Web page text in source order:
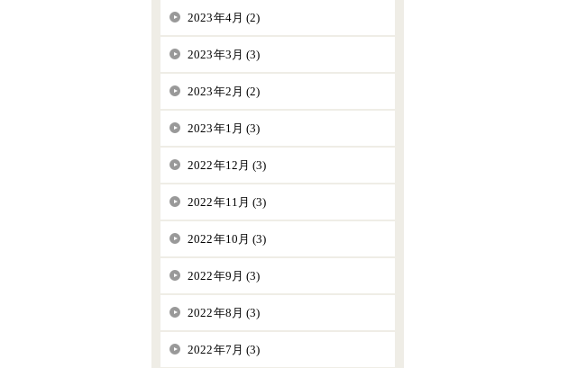
2023年4月 (2)
2023年3月 (3)
2023年2月 (2)
2023年1月 (3)
2022年12月 (3)
2022年11月 (3)
2022年10月 (3)
2022年9月 (3)
2022年8月 (3)
2022年7月 (3)